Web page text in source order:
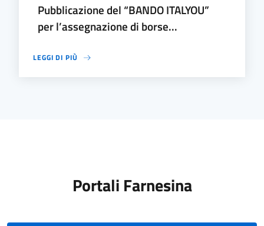
Pubblicazione del “BANDO ITALYOU”
per l’assegnazione di borse...
LEGGI DI PIÙ
Portali Farnesina